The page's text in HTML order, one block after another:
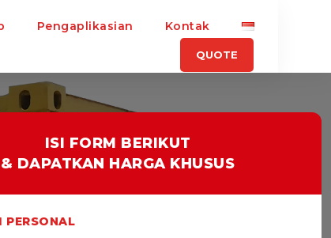
Pengaplikasian Kontak
QUOTE
ISI FORM BERIKUT
& DAPATKAN HARGA KHUSUS
PERSONAL